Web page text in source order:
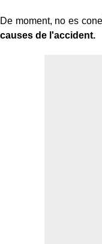
De moment, no es
causes de l'accident.